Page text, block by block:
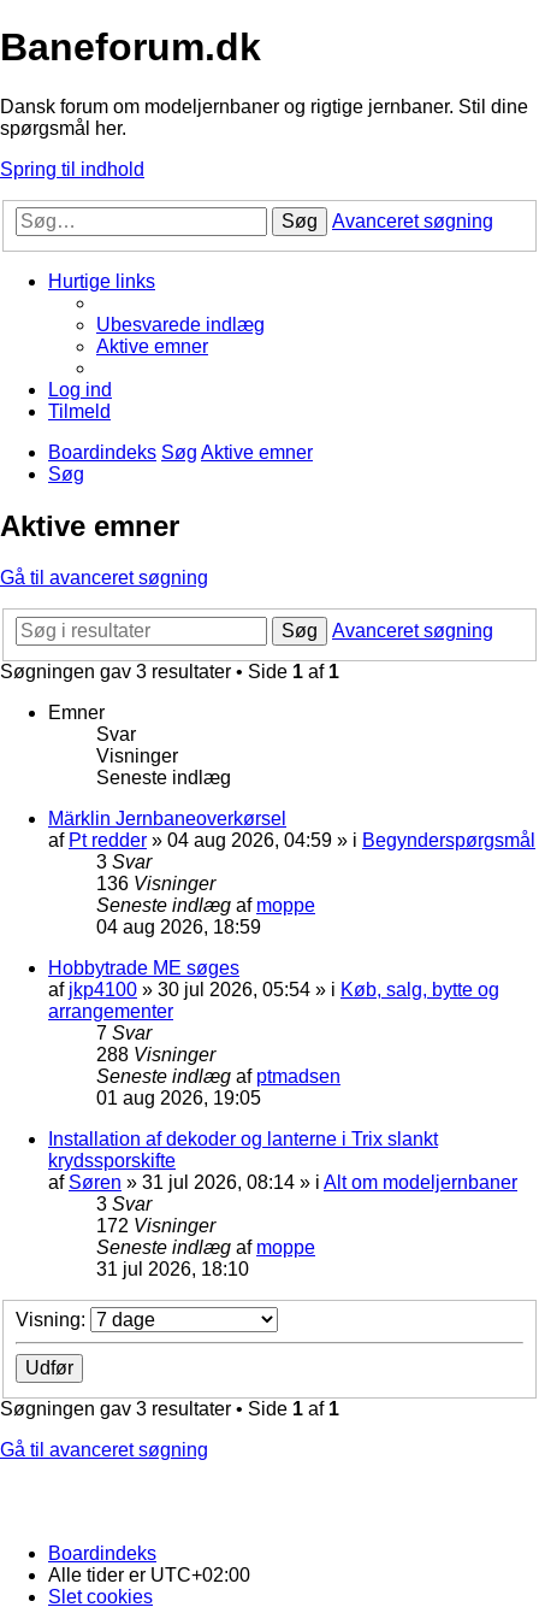
Baneforum.dk
Dansk forum om modeljernbaner og rigtige jernbaner. Stil dine
spørgsmål her.
Spring til indhold
Søg Avanceret søgning
Hurtige links
Ubesvarede indlæg
Aktive emner
Log ind
Tilmeld
Boardindeks Søg Aktive emner
Søg
Aktive emner
Gå til avanceret søgning
Søg
Avanceret søgning
Søgningen gav 3 resultater • Side 1 af 1
Emner
Svar
Visninger
Seneste indlæg
Märklin Jernbaneoverkørsel
af Pt redder » 04 aug 2026, 04:59 » i Begynderspørgsmål
3 Svar
136 Visninger
Seneste indlæg af moppe
04 aug 2026, 18:59
Hobbytrade ME søges
af jkp4100 » 30 jul 2026, 05:54 » i Køb, salg, bytte og
arrangementer
7 Svar
288 Visninger
Seneste indlæg af ptmadsen
01 aug 2026, 19:05
Installation af dekoder og lanterne i Trix slankt
krydssporskifte
af Søren » 31 jul 2026, 08:14 » i Alt om modeljernbaner
3 Svar
172 Visninger
Seneste indlæg af moppe
31 jul 2026, 18:10
Visning:
Søgningen gav 3 resultater • Side 1 af 1
Gå til avanceret søgning
Boardindeks
Alle tider er UTC+02:00
Slet cookies